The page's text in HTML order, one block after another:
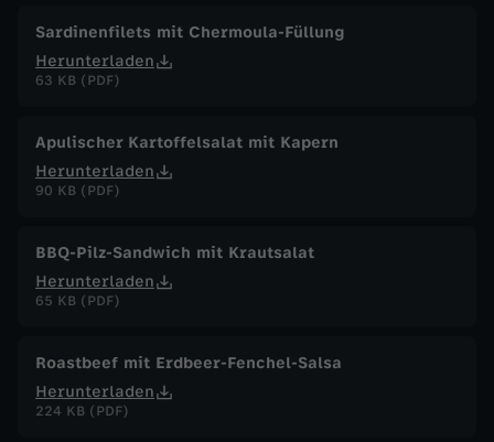
Sardinenfilets mit Chermoula-Füllung
Herunterladen
63 KB (PDF)
Apulischer Kartoffelsalat mit Kapern
Herunterladen
90 KB (PDF)
BBQ-Pilz-Sandwich mit Krautsalat
Herunterladen
65 KB (PDF)
Roastbeef mit Erdbeer-Fenchel-Salsa
Herunterladen
224 KB (PDF)